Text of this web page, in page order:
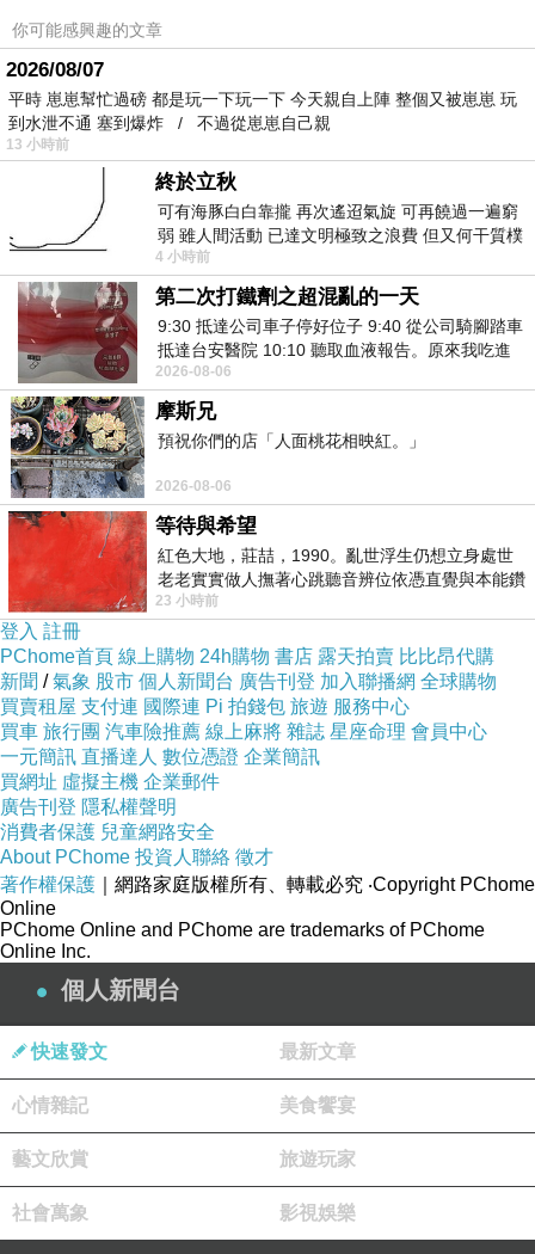
7.心量要大，自我要小。
8.要能放下，才能提起。
人。
9.識人識己識進退，時時身心平安;知福惜福
多培福，處處廣結善緣。
提得起放得下，年年吉祥如意;
福田，日日都是好日。
11.身心常放鬆，逢人面帶笑;放鬆能使我們
身心健康，帶笑容易增進彼此友誼。
12.話到口邊想一想，講話之前慢半拍。
不說，而是要惜言慎語。
在生活中，不妨養成「能有，很好;沒
有，也沒關係」的想法，便能轉苦為樂，便
會比較自在了。
14.四安:安心、安身 、安家 、安業。
15.四要:需要、想要、能要、該要。
16.四感：感恩、感謝、感化、感動。
17.四它：面對它、接受它、處理它、放下
它。
18.四福：知福、惜福、培福、種福。
19. 能要、該要的才要；不能要、不該要的絕
對不要。
20.感恩能使我們成長，報恩能助我們成就。
21.感謝給我們機會，順境、逆境皆是恩人。
22.遇到好事，要隨喜、讚歎、鼓勵，並且虛
心學習。
你可能感興趣的文章
2026/08/07
平時 崽崽幫忙過磅 都是玩一下玩一下 今天親自上陣 整個又被崽崽 玩
到水泄不通 塞到爆炸 / 不過從崽崽自己親
13 小時前
終於立秋
可有海豚白白靠攏 再次遙迢氣旋 可再饒過一遍窮
弱 雖人間活動 已達文明極致之浪費 但又何干質樸
者 只能白白陪葬
4 小時前
第二次打鐵劑之超混亂的一天
9:30 抵達公司車子停好位子 9:40 從公司騎腳踏車
抵達台安醫院 10:10 聽取血液報告。原來我吃進
去的 B12 彌可保並非沒有吸收而是超
2026-08-06
摩斯兄
預祝你們的店「人面桃花相映紅。」
2026-08-06
等待與希望
紅色大地，莊喆，1990。亂世浮生仍想立身處世
老老實實做人撫著心跳聽音辨位依憑直覺與本能鑽
向裂隙的亮處探索另一個心聲另一個共鳴的
23 小時前
登入 註冊
PChome首頁 線上購物 24h購物 書店 露天拍賣 比比昂代購
新聞 /氣象 股市 個人新聞台 廣告刊登 加入聯播網 全球購物
買賣租屋 支付連 國際連 Pi 拍錢包 旅遊 服務中心
買車 旅行團 汽車險推薦 線上麻將 雜誌 星座命理 會員中心
一元簡訊 直播達人 數位憑證 企業簡訊
買網址 虛擬主機 企業郵件
廣告刊登 隱私權聲明
消費者保護 兒童網路安全
About PChome 投資人聯絡 徵才
著作權保護 ｜網路家庭版權所有、轉載必究 ‧Copyright PChome
Online
PChome Online and PChome are trademarks of PChome
Online Inc.
個人新聞台
快速發文 最新文章
心情雜記 美食饗宴
藝文欣賞 旅遊玩家
社會萬象 影視娛樂